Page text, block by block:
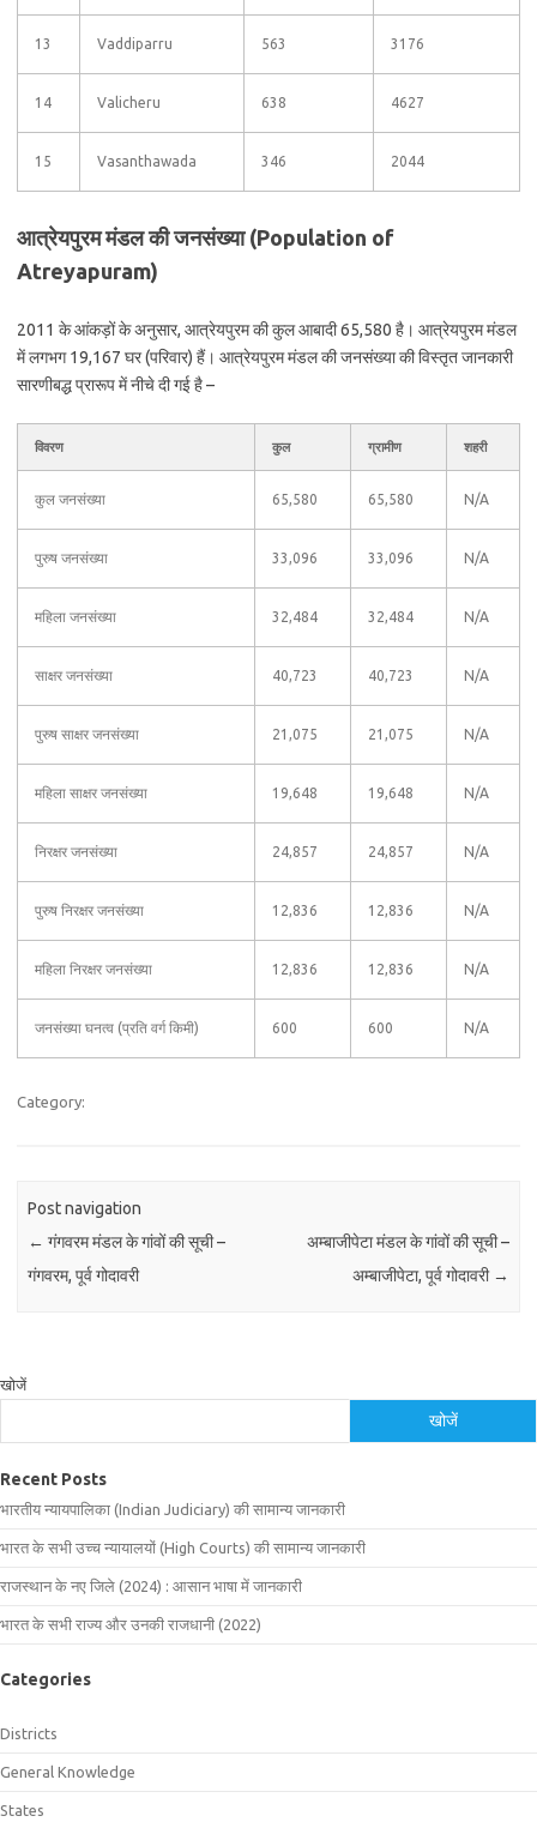
13 Vaddiparru 563 3176
14 Valicheru 638 4627
15 Vasanthawada 346 2044
आत्रेयपुरम मंडल की जनसंख्या (Population of
Atreyapuram)
2011 के आंकड़ों के अनुसार, आत्रेयपुरम की कुल आबादी 65,580 है। आत्रेयपुरम मंडल
में लगभग 19,167 घर (परिवार) हैं। आत्रेयपुरम मंडल की जनसंख्या की विस्तृत जानकारी
सारणीबद्ध प्रारूप में नीचे दी गई है –
विवरण कुल ग्रामीण शहरी
कुल जनसंख्या 65,580 65,580 N/A
पुरुष जनसंख्या 33,096 33,096 N/A
महिला जनसंख्या 32,484 32,484 N/A
साक्षर जनसंख्या 40,723 40,723 N/A
पुरुष साक्षर जनसंख्या 21,075 21,075 N/A
महिला साक्षर जनसंख्या 19,648 19,648 N/A
निरक्षर जनसंख्या 24,857 24,857 N/A
पुरुष निरक्षर जनसंख्या 12,836 12,836 N/A
महिला निरक्षर जनसंख्या 12,836 12,836 N/A
जनसंख्या घनत्व (प्रति वर्ग किमी) 600 600 N/A
Category:
Post navigation
← गंगवरम मंडल के गांवों की सूची –
गंगवरम, पूर्व गोदावरी
अम्बाजीपेटा मंडल के गांवों की सूची –
अम्बाजीपेटा, पूर्व गोदावरी →
खोजें
खोजें
Recent Posts
भारतीय न्यायपालिका (Indian Judiciary) की सामान्य जानकारी
भारत के सभी उच्च न्यायालयों (High Courts) की सामान्य जानकारी
राजस्थान के नए जिले (2024) : आसान भाषा में जानकारी
भारत के सभी राज्य और उनकी राजधानी (2022)
Categories
Districts
General Knowledge
States